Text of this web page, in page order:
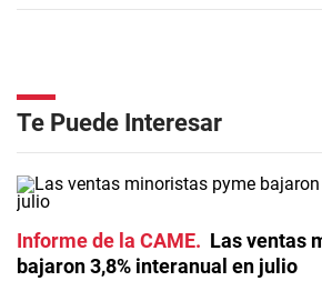
Te Puede Interesar
Informe de la CAME
Las ventas
bajaron 3,8% interanual en julio